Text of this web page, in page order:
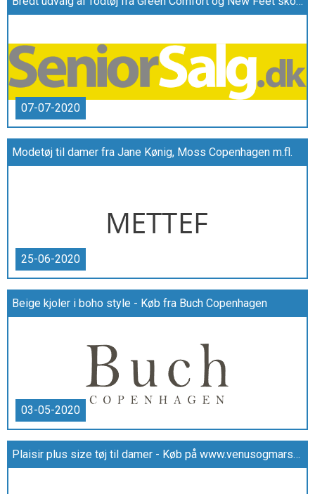
07-07-2020
Modetøj til damer fra Jane Kønig, Moss Copenhagen m.fl.
25-06-2020
Beige kjoler i boho style - Køb fra Buch Copenhagen
03-05-2020
Plaisir plus size tøj til damer - Køb på www.venusogmarsxl.dk